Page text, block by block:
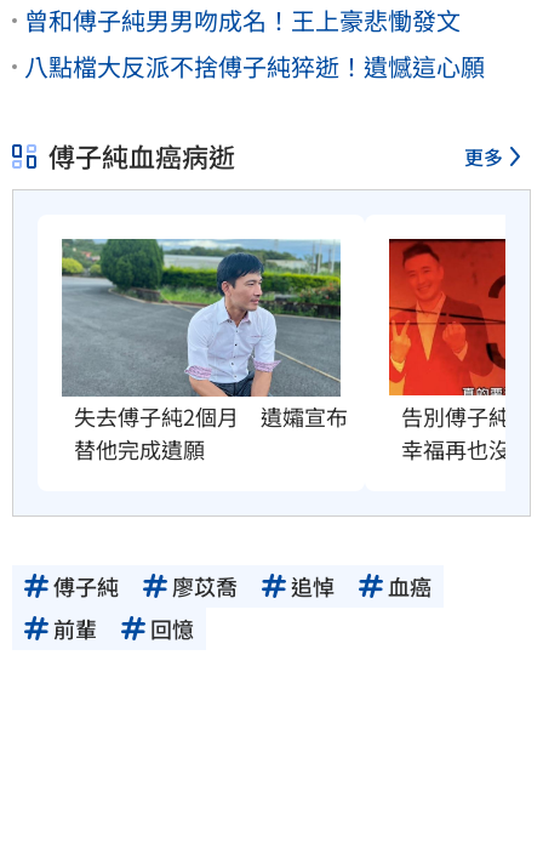
曾和傅子純男男吻成名！王上豪悲慟發文
八點檔大反派不捨傅子純猝逝！遺憾這心願
傅子純血癌病逝 更多
失去傅子純2個月　遺孀宣布
替他完成遺願
告別傅子純　
幸福再也沒有
傅子純 廖苡喬 追悼
血癌
前輩
回憶